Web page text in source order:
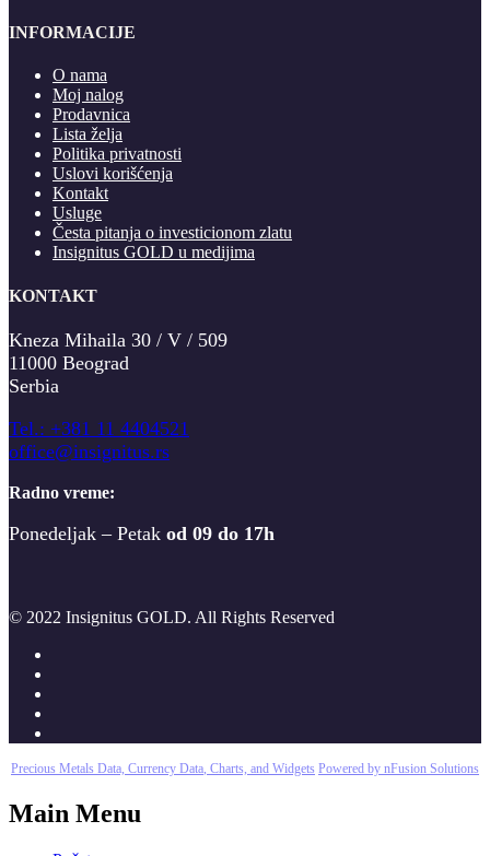
INFORMACIJE
O nama
Moj nalog
Prodavnica
Lista želja
Politika privatnosti
Uslovi korišćenja
Kontakt
Usluge
Česta pitanja o investicionom zlatu
Insignitus GOLD u medijima
KONTAKT
Kneza Mihaila 30 / V / 509
11000 Beograd
Serbia
Tel.: +381 11 4404521
office@insignitus.rs
Radno vreme:
Ponedeljak – Petak od 09 do 17h
© 2022 Insignitus GOLD. All Rights Reserved
Precious Metals Data, Currency Data , Charts, and Widgets Powered by nFusion Solutions
Main Menu